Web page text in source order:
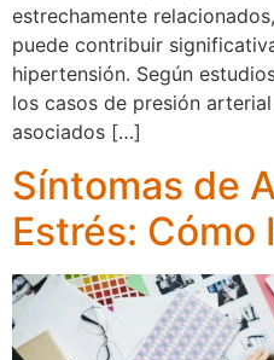
estrechamente
puede contribuir
hipertensión. Según
los casos de presión
asociados […]
Síntomas de
Estrés: